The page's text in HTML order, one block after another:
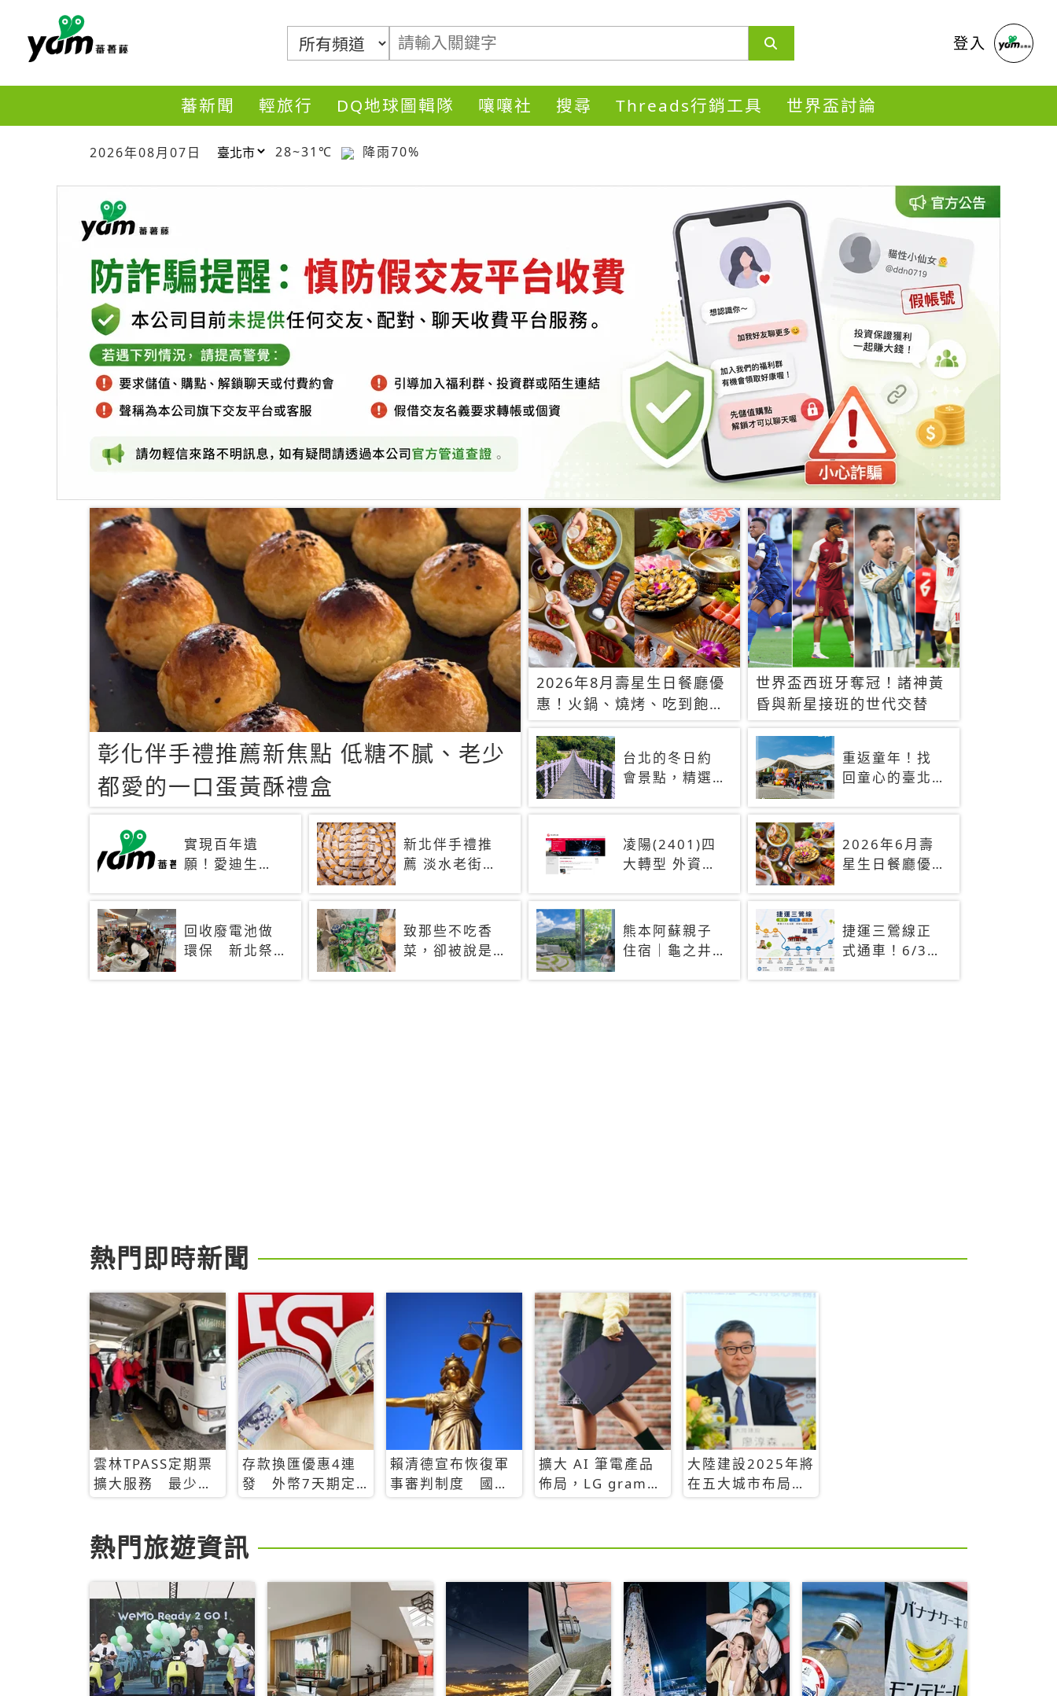
登入
蕃新聞 輕旅行 DQ地球圖輯隊 嚷嚷社 搜尋 Threads行銷工具 世界盃討論
2026年08月07日 28~31℃ 降雨70%
彰化伴手禮推薦新焦點 低糖不膩、老少
都愛的一口蛋黃酥禮盒
2026年8月壽星生日餐廳優
惠！火鍋、燒烤、吃到飽，
90+餐廳生日優惠一覽
台北的冬日約
會景點，精選
點，拍照、放
閃一次滿足！
實現百年遺
願！愛迪生
靠仿生技術重
生 秒充、循
環萬次、壽命
長達30年
新北伴手禮推
薦 淡水老街人
蛋黃酥與糕餅
禮盒
凌陽(2401)四
大轉型 外資近
張
回收廢電池做
環保 新北祭
致那些不吃香
菜，卻被說是
熊本阿蘇親子
住宿｜龜之井
世界盃西班牙奪冠！諸神黃
昏與新星接班的世代交替
重返童年！找
回童心的臺北
2026年6月壽
星生日餐廳優
烤、吃到飽，
90+餐廳生日
優惠一覽
捷運三鶯線正
式通車！6/30
熱門即時新聞
雲林TPASS定期票
擴大服務 最少只
需199 元就無限搭
存款換匯優惠4連
發 外幣7天期定
存8.88%
賴清德宣布恢復軍
事審判制度 國防
部：軍人涉犯一般
擴大 AI 筆電產品
佈局，LG gram
2025 全新升級
大陸建設2025年將
在五大城市布局，
全台推案總銷金額
熱門旅遊資訊